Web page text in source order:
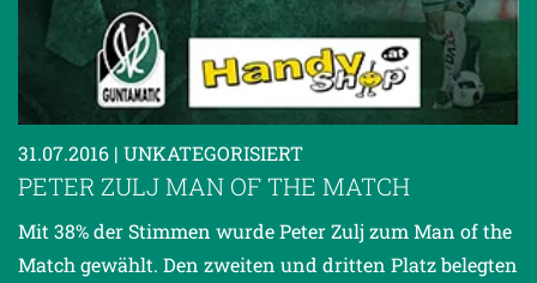
31.07.2016 | UNKATEGORISIERT
PETER ZULJ MAN OF THE MATCH
Mit 38% der Stimmen wurde Peter Zulj zum Man of the
Match gewählt. Den zweiten und dritten Platz belegten